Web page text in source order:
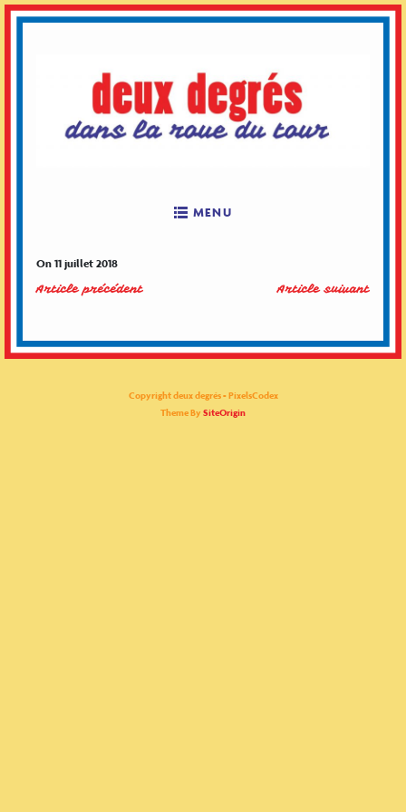
MENU
On 11 juillet 2018
Article suivant
Article précédent
Copyright deux degrés - PixelsCodex
Theme By SiteOrigin